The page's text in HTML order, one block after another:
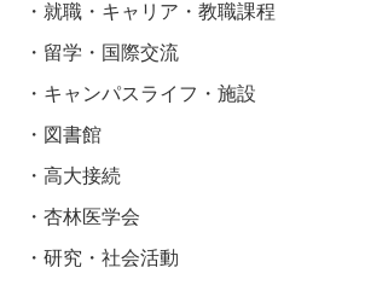
就職・キャリア・教職課程
留学・国際交流
キャンパスライフ・施設
図書館
高大接続
杏林医学会
研究・社会活動